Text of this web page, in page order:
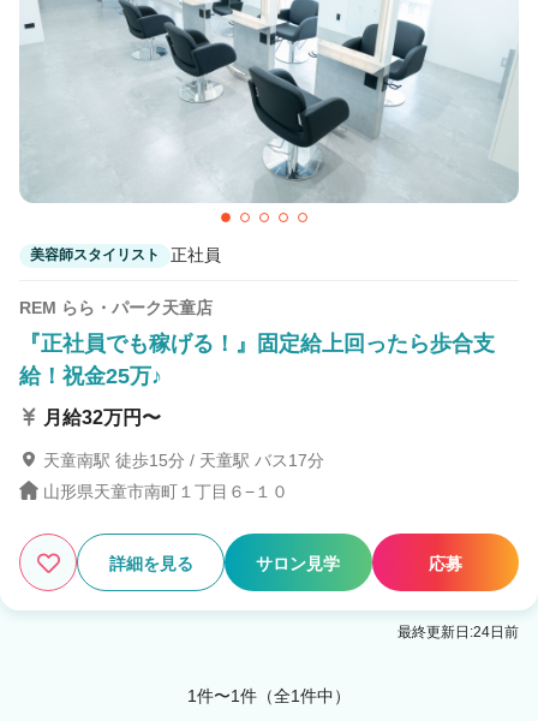
完全週休二日制 詳細条件を変更
この条件の求人数1件
検索する
美容師スタイリスト 正社員
REM らら・パーク天童店
『正社員でも稼げる！』固定給上回ったら歩合支
給！祝金25万♪
月給32万円〜
天童南駅 徒歩15分 / 天童駅 バス17分
山形県天童市南町１丁目６−１０
詳細を見る サロン見学 応募
最終更新日:24日前
1件〜1件（全1件中）